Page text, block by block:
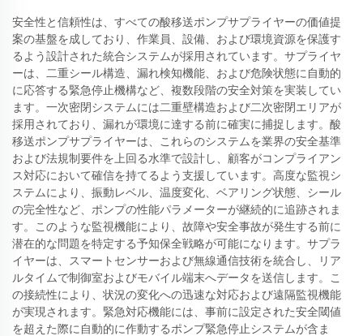
安全性と信頼性は、すべての酸移送ポンプサプライヤーの価値提
案の基盤を成しており、作業員、設備、および環境資源を保護す
るよう設計された統合システムが採用されています。サプライヤ
ーは、二重シール構造、漏れ検知機能、および危険状態に自動的
に応答する緊急停止機構など、複数段階の安全対策を実装してい
ます。一次密閉システムには二重壁構造および二次密閉エリアが
採用されており、漏れが環境に達する前に確実に捕捉します。酸
移送ポンプサプライヤーは、これらのシステムを業界の安全基準
および法規制要件を上回る水準で設計し、顧客がコンプライアン
ス対応において確信を持てるよう支援しています。高度な監視シ
ステムにより、振動レベル、温度変化、ベアリング状態、シール
の完全性など、ポンプの性能パラメーターが継続的に追跡されま
す。このような監視機能により、故障や安全事故が発生する前に
潜在的な問題を特定する予知保全戦略が可能になります。サプラ
イヤーは、スマートセンサーおよび無線通信技術を統合し、リア
ルタイムで制御室およびモバイル端末へデータを送信します。こ
の接続性により、状況の変化への迅速な対応および遠隔監視機能
が実現されます。緊急対応機能には、事前に設定された安全閾値
を超えた際に自動的に作動するポンプ緊急停止システムが含ま